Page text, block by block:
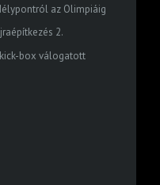
az Olimpiáig
2.
box válogatott